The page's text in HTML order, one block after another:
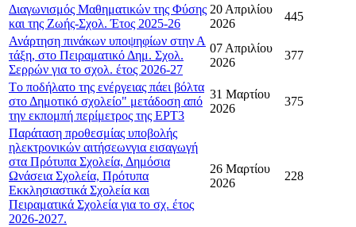
Διαγωνισμός Μαθηματικών της Φύσης
και της Ζωής-Σχολ. Έτος 2025-26
20 Απριλίου
2026
445
Ανάρτηση πινάκων υποψηφίων στην Α
τάξη, στο Πειραματικό Δημ. Σχολ.
Σερρών για το σχολ. έτος 2026-27
07 Απριλίου
2026
377
Tο ποδήλατο της ενέργειας πάει βόλτα
στο Δημοτικό σχολείο" μετάδοση από
την εκπομπή περίμετρος της ΕΡΤ3
31 Μαρτίου
2026
375
Παράταση προθεσμίας υποβολής
ηλεκτρονικών αιτήσεωνγια εισαγωγή
στα Πρότυπα Σχολεία, Δημόσια
Ωνάσεια Σχολεία, Πρότυπα
Εκκλησιαστικά Σχολεία και
Πειραματικά Σχολεία για το σχ. έτος
2026-2027.
26 Μαρτίου
2026
228